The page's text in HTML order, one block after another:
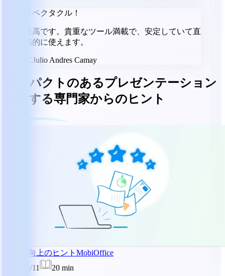
スペクタクル！
最高です。貴重なツール満載で、安定していて直
感的に使えます。
JCJulio Andres Camay
インパクトのあるプレゼンテーション
に関する専門家からのヒント
生産性向上のヒント MobiOffice
2025/04/11
20 min